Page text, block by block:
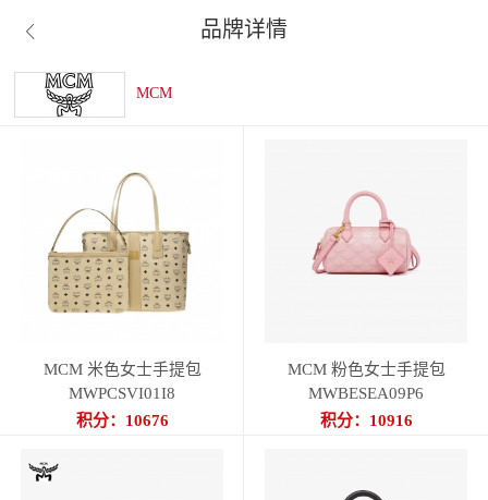
 品牌详情
MCM
MCM 米色女士手提包
MWPCSVI01I8
积分：10676
MCM 粉色女士手提包
MWBESEA09P6
积分：10916